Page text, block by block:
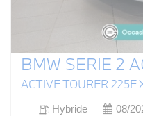
BMW SERIE 2
Hybride 08/